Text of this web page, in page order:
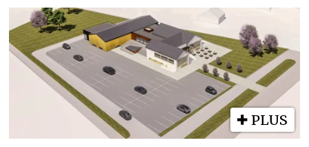
PLUS